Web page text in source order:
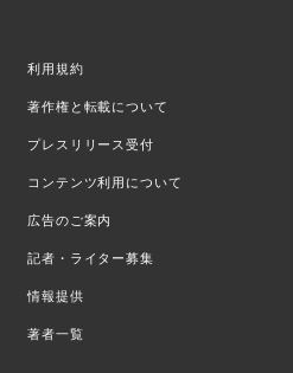
利用規約
著作権と転載について
プレスリリース受付
コンテンツ利用について
広告のご案内
記者・ライター募集
情報提供
著者一覧